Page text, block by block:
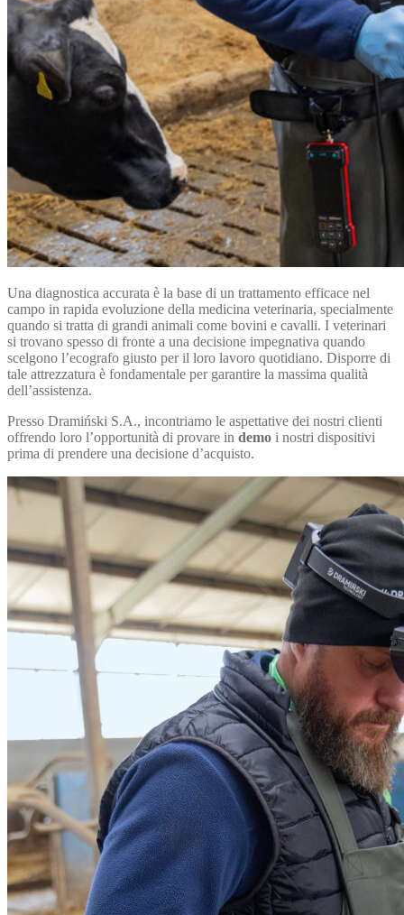
Una diagnostica accurata è la base di un trattamento efficace nel
campo in rapida evoluzione della medicina veterinaria, specialmente
quando si tratta di grandi animali come bovini e cavalli. I veterinari
si trovano spesso di fronte a una decisione impegnativa quando
scelgono l’ecografo giusto per il loro lavoro quotidiano. Disporre di
tale attrezzatura è fondamentale per garantire la massima qualità
dell’assistenza.
Presso Dramiński S.A., incontriamo le aspettative dei nostri clienti
offrendo loro l’opportunità di provare in demo i nostri dispositivi
prima di prendere una decisione d’acquisto.